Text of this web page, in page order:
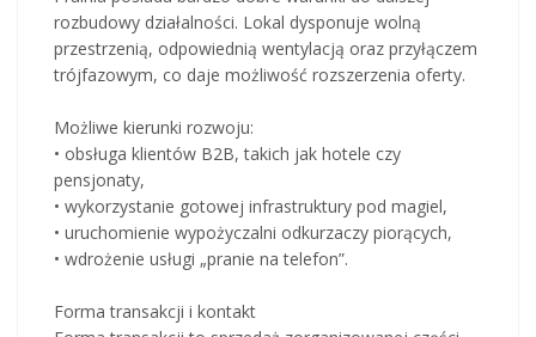
rozbudowy działalności. Lokal dysponuje wolną
przestrzenią, odpowiednią wentylacją oraz przyłączem
trójfazowym, co daje możliwość rozszerzenia oferty.
Możliwe kierunki rozwoju:
• obsługa klientów B2B, takich jak hotele czy
pensjonaty,
• wykorzystanie gotowej infrastruktury pod magiel,
• uruchomienie wypożyczalni odkurzaczy piorących,
• wdrożenie usługi „pranie na telefon”.
Forma transakcji i kontakt